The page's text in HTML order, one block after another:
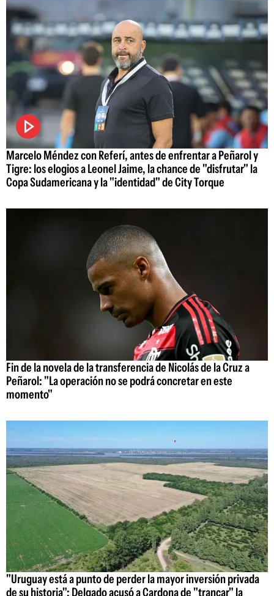
Marcelo Méndez con Referí, antes de enfrentar a Peñarol y
Tigre: los elogios a Leonel Jaime, la chance de "disfrutar" la
Copa Sudamericana y la "identidad" de City Torque
Fin de la novela de la transferencia de Nicolás de la Cruz a
Peñarol: "La operación no se podrá concretar en este
momento"
"Uruguay está a punto de perder la mayor inversión privada
de su historia": Delgado acusó a Cardona de "trancar" la